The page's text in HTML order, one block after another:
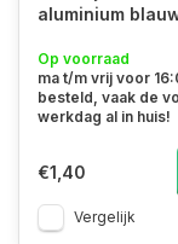
aluminium
Op voorraad
ma t/m vrij voor
besteld, vaak de
werkdag al in huis!
€1,40
Vergelijk